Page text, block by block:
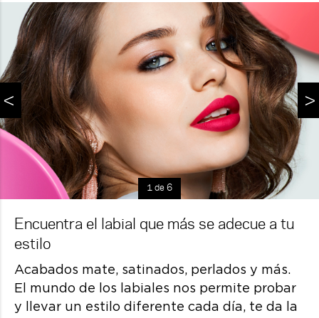
<
1 de 6
Encuentra el labial que más se adecue a tu
estilo
Acabados mate, satinados, perlados y más.
El mundo de los labiales nos permite probar
y llevar un estilo diferente cada día, te da la
>